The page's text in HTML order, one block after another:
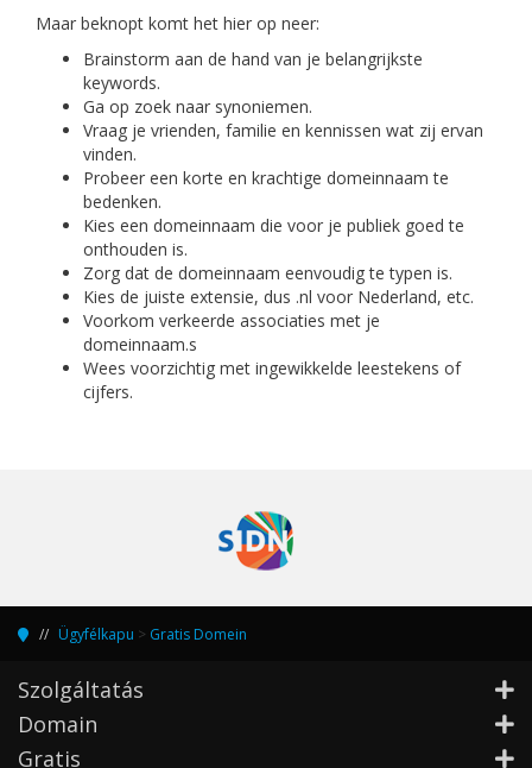
Maar beknopt komt het hier op neer:
Brainstorm aan de hand van je belangrijkste
keywords.
Ga op zoek naar synoniemen.
Vraag je vrienden, familie en kennissen wat zij ervan
vinden.
Probeer een korte en krachtige domeinnaam te
bedenken.
Kies een domeinnaam die voor je publiek goed te
onthouden is.
Zorg dat de domeinnaam eenvoudig te typen is.
Kies de juiste extensie, dus .nl voor Nederland, etc.
Voorkom verkeerde associaties met je
domeinnaam.s
Wees voorzichtig met ingewikkelde leestekens of
cijfers.
Ügyfélkapu > Gratis Domein
Szolgáltatás
Domain
Gratis